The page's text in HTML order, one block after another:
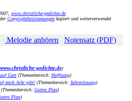
www.christliche-gedichte.de
Copyrightbestimmungen kopiert und weiterverwendet
Melodie anhören Notensatz (PDF)
www.christliche-gedichte.de:
Gott (Themenbereich: Hoffnung)
mich Acht gibt! (Themenbereich: Jahreslosung)
(Themenbereich: Gottes Plan)
Plan)